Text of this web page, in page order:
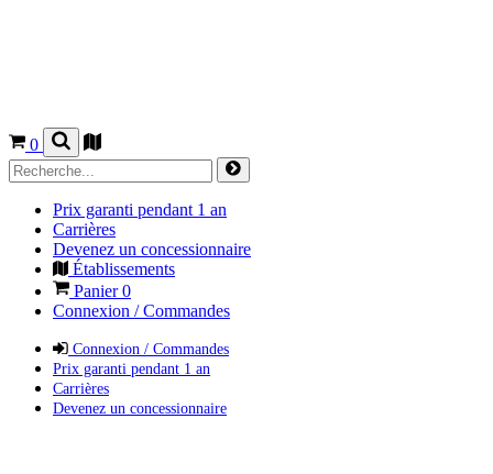
0
Prix garanti pendant 1 an
Carrières
Devenez un concessionnaire
Établissements
Panier0
Connexion / Commandes
Connexion / Commandes
Prix garanti pendant 1 an
Carrières
Devenez un concessionnaire